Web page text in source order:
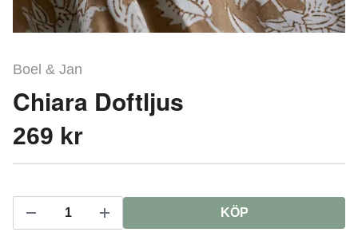
Boel & Jan
Chiara Doftljus
269 kr
KÖP